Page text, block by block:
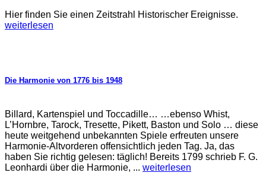
Hier finden Sie einen Zeitstrahl Historischer Ereignisse.
weiterlesen
Die Harmonie von 1776 bis 1948
Billard, Kartenspiel und Toccadille… …ebenso Whist,
L’Hornbre, Tarock, Tresette, Pikett, Baston und Solo … diese
heute weitgehend unbekannten Spiele erfreuten unsere
Harmonie-Altvorderen offensichtlich jeden Tag. Ja, das
haben Sie richtig gelesen: täglich! Bereits 1799 schrieb F. G.
Leonhardi über die Harmonie, ... weiterlesen